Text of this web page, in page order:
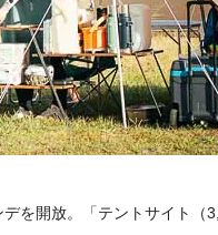
を開放。「テントサイト（